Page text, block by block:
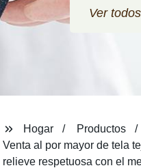
Ver
Hogar
Productos
Venta al por mayor de tela
relieve respetuosa con el